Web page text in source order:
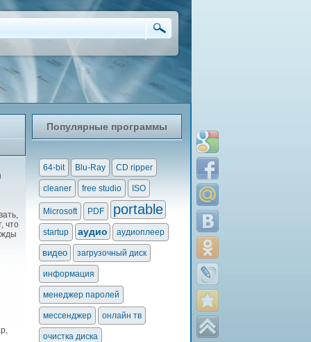
что
Популярные программы
64-bit Blu-Ray CD ripper
cleaner free studio ISO
Microsoft PDF portable
startup аудио аудиоплеер
видео загрузочный диск
информация
менеджер паролей
мессенджер онлайн тв
очистка диска